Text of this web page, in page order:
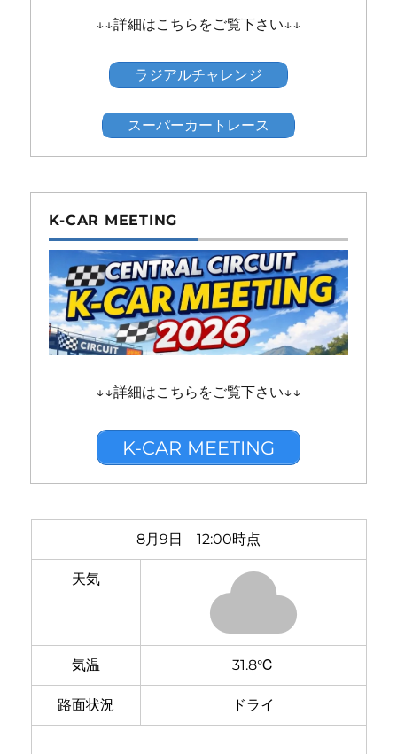
↓↓詳細はこちらをご覧下さい↓↓
ラジアルチャレンジ
スーパーカートレース
K-CAR MEETING
↓↓詳細はこちらをご覧下さい↓↓
K-CAR MEETING
8月9日 12:00時点
天気
気温 31.8℃
路面状況 ドライ